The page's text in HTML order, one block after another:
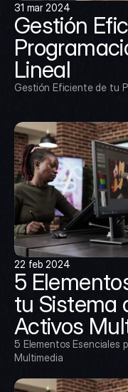
31 mar 2024
Gestión
Lineal
Gestión Eficiente de tu
22 feb 2024
5
tu Sistema
Activos
5 Elementos Esenciales
Multimedia